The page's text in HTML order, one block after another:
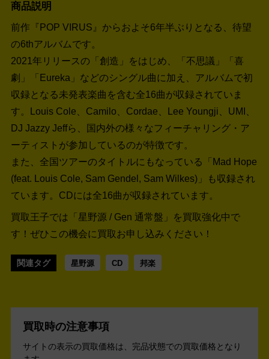
商品説明
前作『POP VIRUS』からおよそ6年半ぶりとなる、待望
の6thアルバムです。
2021年リリースの「創造」をはじめ、「不思議」「喜
劇」「Eureka」などのシングル曲に加え、アルバムで初
収録となる未発表楽曲を含む全16曲が収録されていま
す。Louis Cole、Camilo、Cordae、Lee Youngji、UMI、
DJ Jazzy Jeffら、国内外の様々なフィーチャリング・ア
ーティストが参加しているのが特徴です。
また、全国ツアーのタイトルにもなっている「Mad Hope
(feat. Louis Cole, Sam Gendel, Sam Wilkes)」も収録され
ています。CDには全16曲が収録されています。
買取王子では「星野源 / Gen 通常盤」を買取強化中で
す！ ぜひこの機会に買取お申し込みください！
関連タグ 星野源 CD 邦楽
買取時の注意事項
サイトの表示の買取価格は、完品状態での買取価格となり